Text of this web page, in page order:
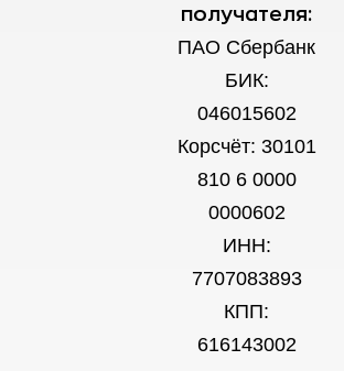
получателя:
ПАО Сбербанк
БИК:
046015602
Корсчёт: 30101
810 6 0000
0000602
ИНН:
7707083893
КПП:
616143002